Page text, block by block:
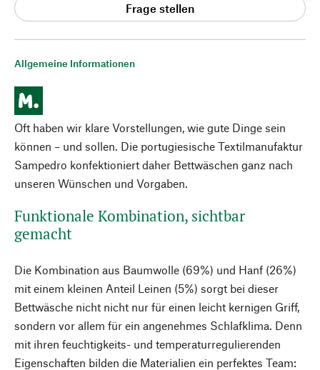
Allgemeine Informationen
Oft haben wir klare Vorstellungen, wie gute Dinge sein
können – und sollen. Die portugiesische Textilmanufaktur
Sampedro konfektioniert daher Bettwäschen ganz nach
unseren Wünschen und Vorgaben.
Funktionale Kombination, sichtbar
gemacht
Die Kombination aus Baumwolle (69%) und Hanf (26%)
mit einem kleinen Anteil Leinen (5%) sorgt bei dieser
Bettwäsche nicht nicht nur für einen leicht kernigen Griff,
sondern vor allem für ein angenehmes Schlafklima. Denn
mit ihren feuchtigkeits- und temperaturregulierenden
Eigenschaften bilden die Materialien ein perfektes Team:
Frage stellen